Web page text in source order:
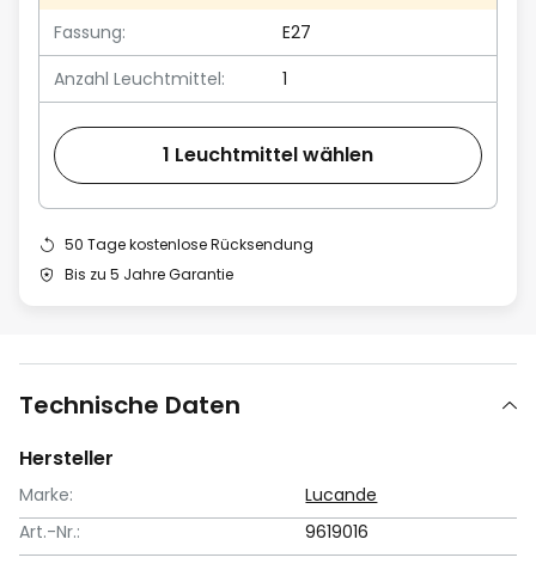
Fassung:
E27
Anzahl Leuchtmittel:
1
1 Leuchtmittel wählen
50 Tage kostenlose Rücksendung
Bis zu 5 Jahre Garantie
Technische Daten
Hersteller
Marke:
Lucande
Art.-Nr.:
9619016